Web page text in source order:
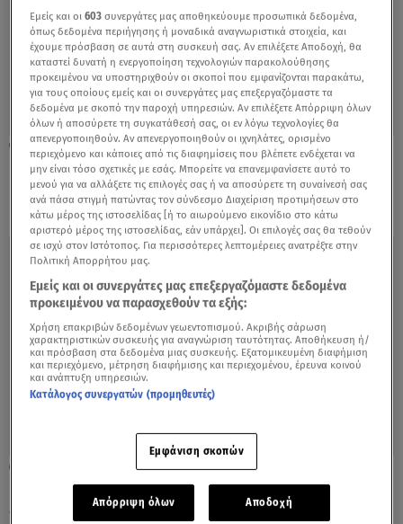
08.11.21, 23:12
ΠΟΕΔΗΝ: Γυναικολόγος Απέτρεπε Τον
Εμβολιασμό Εγκύων
Καθηγητής ΤΕΙ - σεξουαλική παρενόχληση:
«Στρατολογούν τα παιδιά»
Εμείς και οι603 συνεργάτες μας αποθηκεύουμε προσωπικά δεδομένα,
όπως δεδομένα περιήγησης ή μοναδικά αναγνωριστικά στοιχεία, και
έχουμε πρόσβαση σε αυτά στη συσκευή σας. Αν επιλέξετε Αποδοχή, θα
καταστεί δυνατή η ενεργοποίηση τεχνολογιών παρακολούθησης
προκειμένου να υποστηριχθούν οι σκοποί που εμφανίζονται παρακάτω,
για τους οποίους εμείς και οι συνεργάτες μας επεξεργαζόμαστε τα
δεδομένα με σκοπό την παροχή υπηρεσιών. Αν επιλέξετε Απόρριψη όλων
όλων ή αποσύρετε τη συγκατάθεσή σας, οι εν λόγω τεχνολογίες θα
απενεργοποιηθούν. Αν απενεργοποιηθούν οι ιχνηλάτες, ορισμένο
περιεχόμενο και κάποιες από τις διαφημίσεις που βλέπετε ενδέχεται να
μην είναι τόσο σχετικές με εσάς. Μπορείτε να επανεμφανίσετε αυτό το
μενού για να αλλάξετε τις επιλογές σας ή να αποσύρετε τη συναίνεσή σας
ανά πάσα στιγμή πατώντας τον σύνδεσμο Διαχείριση προτιμήσεων στο
κάτω μέρος της ιστοσελίδας [ή το αιωρούμενο εικονίδιο στο κάτω
αριστερό μέρος της ιστοσελίδας, εάν υπάρχει]. Οι επιλογές σας θα τεθούν
σε ισχύ στον Ιστότοπος. Για περισσότερες λεπτομέρειες ανατρέξτε στην
Πολιτική Απορρήτου μας.
Εμείς και οι συνεργάτες μας επεξεργαζόμαστε δεδομένα
προκειμένου να παρασχεθούν τα εξής:
Χρήση επακριβών δεδομένων γεωεντοπισμού. Ακριβής σάρωση
χαρακτηριστικών συσκευής για αναγνώριση ταυτότητας. Αποθήκευση ή/
και πρόσβαση στα δεδομένα μιας συσκευής. Εξατομικευμένη διαφήμιση
και περιεχόμενο, μέτρηση διαφήμισης και περιεχομένου, έρευνα κοινού
και ανάπτυξη υπηρεσιών.
Κατάλογος συνεργατών (προμηθευτές)
Εμφάνιση σκοπών
Απόρριψη όλων Αποδοχή